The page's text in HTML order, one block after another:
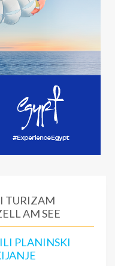
TURIZAM
AM SEE
PLANINSKI